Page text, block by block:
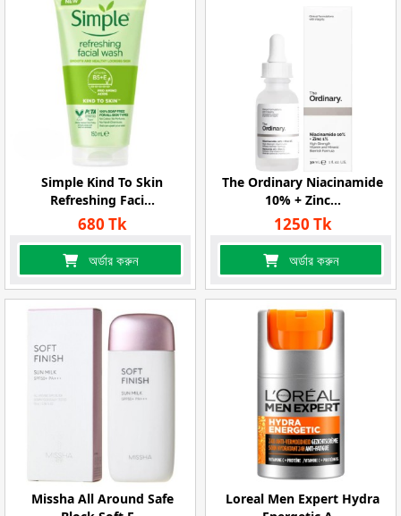
Simple Kind To Skin
Refreshing Faci...
680 Tk
অর্ডার করুন
The Ordinary Niacinamide
10% + Zinc...
1250 Tk
অর্ডার করুন
Missha All Around Safe
Loreal Men Expert Hydra